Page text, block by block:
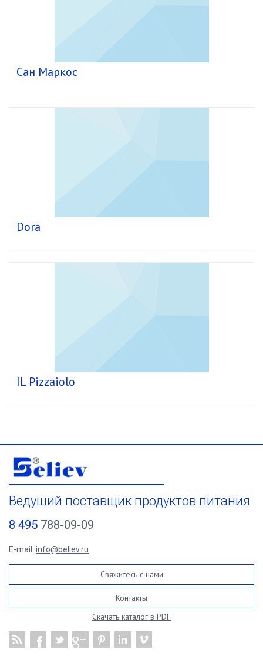
Сан Маркос
Dora
IL Pizzaiolo
Ведущий поставщик продуктов питания
8 495 788-09-09
E-mail: info@believ.ru
Свяжитесь с нами
Контакты
Скачать каталог в PDF